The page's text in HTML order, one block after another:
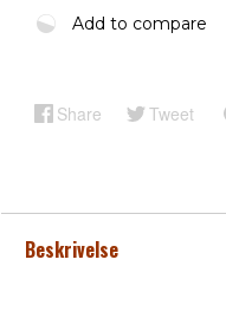
Add to compare
Share Tweet
Beskrivelse